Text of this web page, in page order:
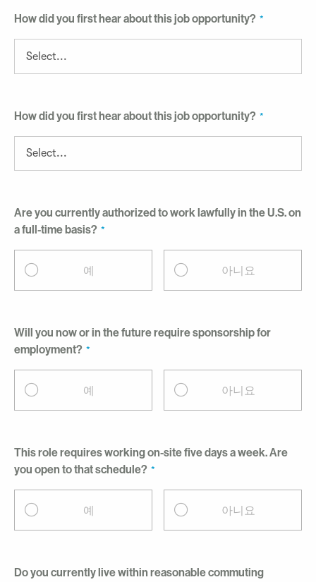
How did you first hear about this job opportunity?
How did you first hear about this job opportunity?
Are you currently authorized to work lawfully in the U.S. on
a full-time basis?
예 아니요
Will you now or in the future require sponsorship for
employment?
예 아니요
This role requires working on-site five days a week. Are
you open to that schedule?
예 아니요
Do you currently live within reasonable commuting